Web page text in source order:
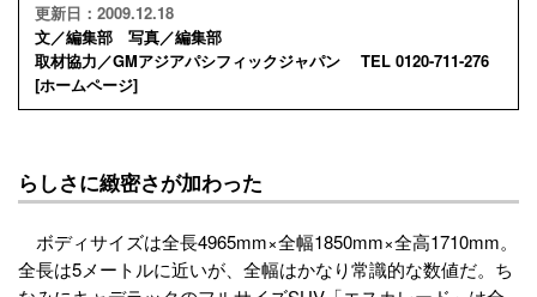
更新日：2009.12.18
文／編集部 写真／編集部
取材協力／GMアジアパシフィックジャパン TEL 0120-711-276
[ホームページ]
らしさに緻密さが加わった
ボディサイズは全長4965mm×全幅1850mm×全高1710mm。
全長は5メートルに近いが、全幅はかなり常識的な数値だ。ち